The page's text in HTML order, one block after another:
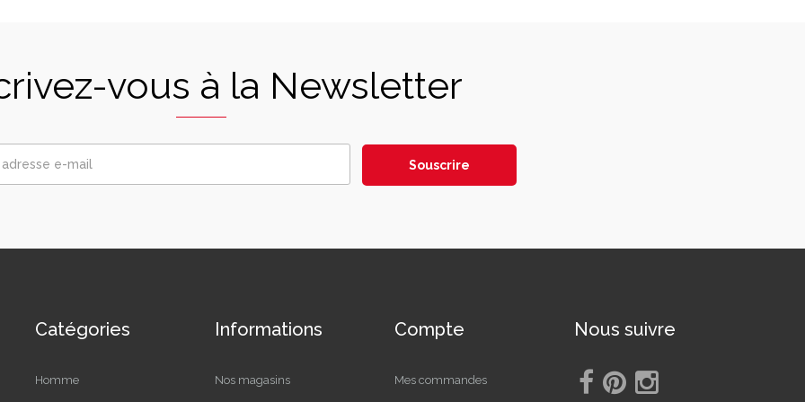
vous à la Newsletter
Souscrire
Catégories
Homme
Informations
Nos magasins
Compte
Mes commandes
Nous suivre